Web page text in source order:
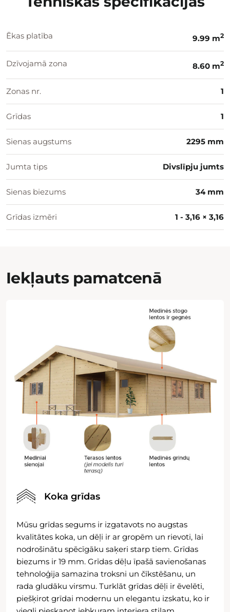
Ēkas platība 9.99 m2
Dzīvojamā zona 8.60 m2
Zonas nr. 1
Grīdas 1
Sienas augstums 2295 mm
Jumta tips Divslīpju jumts
Sienas biezums 34 mm
Grīdas izmēri 1 - 3,16 × 3,16
Iekļauts pamatcenā
Koka grīdas
Mūsu grīdas segums ir izgatavots no augstas
kvalitātes koka, un dēļi ir ar gropēm un rievoti, lai
nodrošinātu spēcīgāku saķeri starp tiem. Grīdas
biezums ir 19 mm. Grīdas dēļu īpašā savienošanas
tehnoloģija samazina troksni un čīkstēšanu, un
rada gludāku virsmu. Turklāt grīdas dēļi ir ēvelēti,
piešķirot grīdai modernu un elegantu izskatu, ko ir